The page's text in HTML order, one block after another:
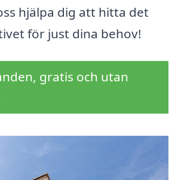
hjälpa dig att hitta det
för just dina behov!
gratis och utan